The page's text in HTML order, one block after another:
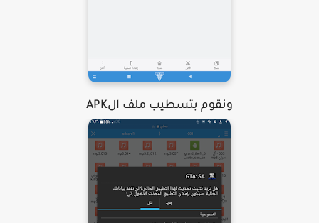
ونقوم بتسطيب ملف الAPK